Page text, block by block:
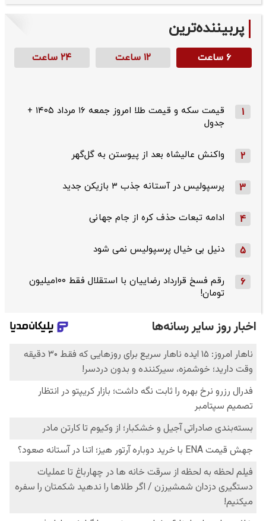
پربیننده‌ترین
۶ ساعت ۱۲ ساعت ۲۴ ساعت
1
قیمت سکه و قیمت طلا امروز جمعه ۱۶ مرداد ۱۴۰۵ +
جدول
2 واکنش عالیشاه بعد از پیوستن به گل‌گهر
3 پرسپولیس در آستانه جذب ۳ بازیکن جدید
4 ادامه تبعات حذف کره از جام جهانی
5 دنیل بی خیال پرسپولیس نمی شود
6
رقم فسخ قرارداد رضاییان با استقلال فقط ۱۰۰میلیون
تومان!